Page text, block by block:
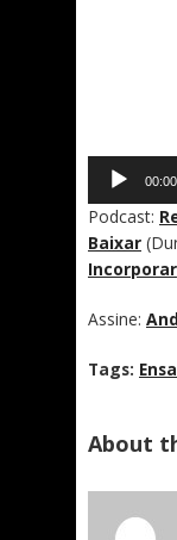
Tocador
áudio
00:00
Podcast:
Baixar
Incorporar
Assine:
Tags:
About